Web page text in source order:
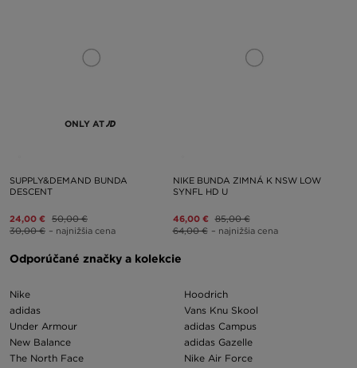
ONLY AT
SUPPLY&DEMAND BUNDA
DESCENT
24,00 € 50,00 €
30,00 € – najnižšia cena
NIKE BUNDA ZIMNÁ K NSW LOW
SYNFL HD U
46,00 € 85,00 €
64,00 € – najnižšia cena
Odporúčané značky a kolekcie
Nike
adidas
Under Armour
New Balance
The North Face
Hoodrich
Vans Knu Skool
adidas Campus
adidas Gazelle
Nike Air Force